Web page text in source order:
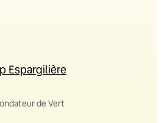
Espargilière
de Vert